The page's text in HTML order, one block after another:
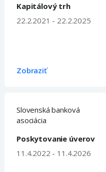
Kapitálový trh
22.2.2021 - 22.2.2025
Zobraziť
Slovenská banková
asociácia
Poskytovanie úverov
11.4.2022 - 11.4.2026